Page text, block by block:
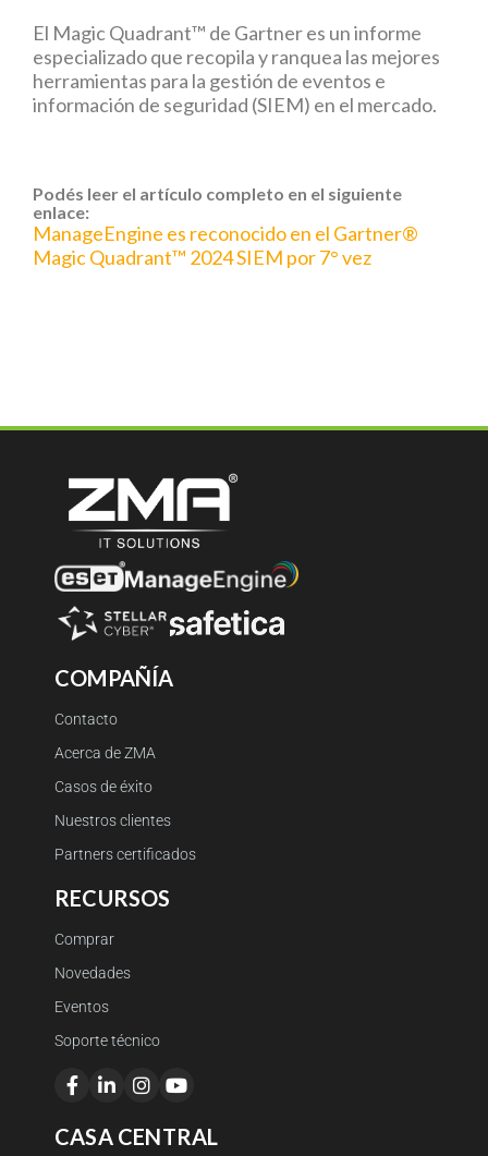
El Magic Quadrant™ de Gartner es un informe
especializado que recopila y ranquea las mejores
herramientas para la gestión de eventos e
información de seguridad (SIEM) en el mercado.
Podés leer el artículo completo en el siguiente
enlace:
ManageEngine es reconocido en el Gartner®
Magic Quadrant™ 2024 SIEM por 7° vez
COMPAÑÍA
Contacto
Acerca de ZMA
Casos de éxito
Nuestros clientes
Partners certificados
RECURSOS
Comprar
Novedades
Eventos
Soporte técnico
CASA CENTRAL